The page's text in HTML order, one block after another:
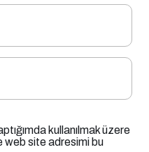
web site adresimi bu